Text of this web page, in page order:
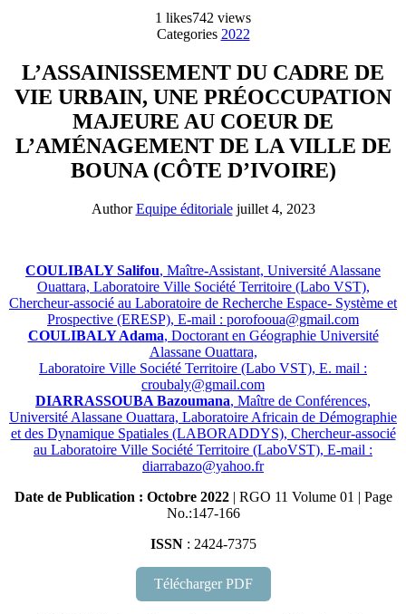
1 likes742 views
Categories 2022
L’ASSAINISSEMENT DU CADRE DE
VIE URBAIN, UNE PRÉOCCUPATION
MAJEURE AU COEUR DE
L’AMÉNAGEMENT DE LA VILLE DE
BOUNA (CÔTE D’IVOIRE)
AuthorEquipe éditoriale juillet 4, 2023
COULIBALY Salifou, Maître-Assistant, Université Alassane
Ouattara, Laboratoire Ville Société Territoire (Labo VST),
Chercheur-associé au Laboratoire de Recherche Espace- Système et
Prospective (ERESP), E-mail : porofooua@gmail.com
COULIBALY Adama, Doctorant en Géographie Université
Alassane Ouattara,
Laboratoire Ville Société Territoire (Labo VST), E. mail :
croubaly@gmail.com
DIARRASSOUBA Bazoumana, Maître de Conférences,
Université Alassane Ouattara, Laboratoire Africain de Démographie
et des Dynamique Spatiales (LABORADDYS), Chercheur-associé
au Laboratoire Ville Société Territoire (LaboVST), E-mail :
diarrabazo@yahoo.fr
Date de Publication : Octobre 2022| RGO 11 Volume 01 | Page
No.:147-166
ISSN: 2424-7375
Télécharger PDF